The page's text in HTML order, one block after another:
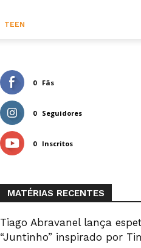
TEEN
0 Fãs
0 Seguidores
0 Inscritos
MATÉRIAS RECENTES
Tiago Abravanel lança
“Juntinho” inspirado por